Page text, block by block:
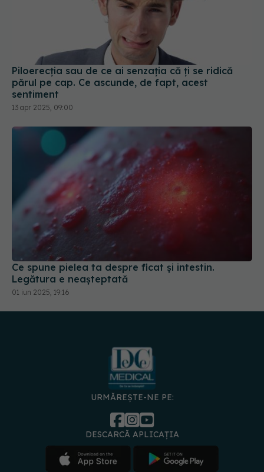
Piloerecția sau de ce ai senzația că ți se ridică
părul pe cap. Ce ascunde, de fapt, acest
sentiment
13 apr 2025, 09:00
Ce spune pielea ta despre ficat și intestin.
Legătura e neașteptată
01 iun 2025, 19:16
URMĂREȘTE-NE PE:
DESCARCĂ APLICAȚIA